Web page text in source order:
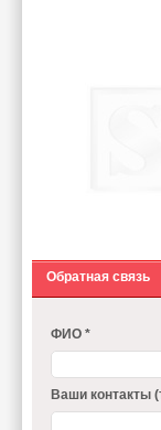
Обратная связь
ФИО *
Ваши контакты